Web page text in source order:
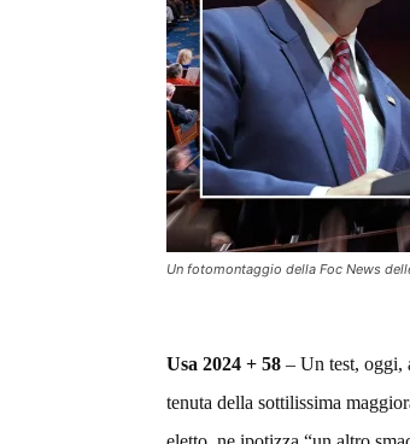
Un fotomontaggio della Foc News
Usa 2024 + 58 – Un test, oggi,
tenuta della sottilissima